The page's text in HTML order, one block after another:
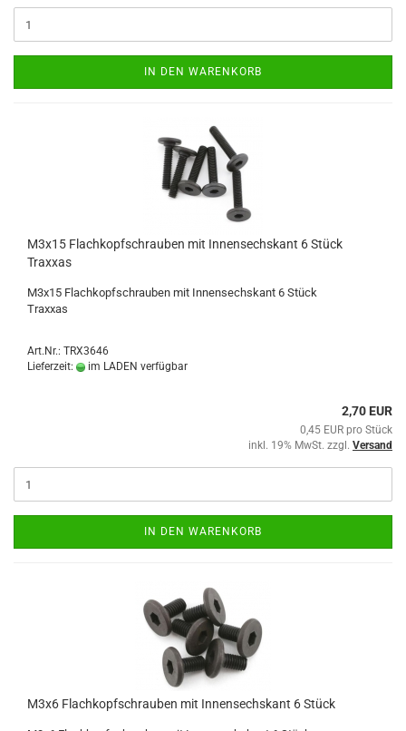
IN DEN WARENKORB
M3x15 Flachkopfschrauben mit Innensechskant 6 Stück
Traxxas
M3x15 Flachkopfschrauben mit Innensechskant 6 Stück
Traxxas
Art.Nr.: TRX3646
Lieferzeit:
im LADEN verfügbar
2,70 EUR
0,45 EUR pro Stück
inkl. 19% MwSt. zzgl. Versand
IN DEN WARENKORB
M3x6 Flachkopfschrauben mit Innensechskant 6 Stück